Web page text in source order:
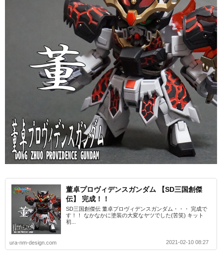
董卓プロヴィデンスガンダム 【SD三国創傑
伝】 完成！！
SD三国創傑伝 董卓プロヴィデンスガンダム・・・ 完成で
す！！ なかなかに塗装の大変なヤツでした(苦笑) キット
初...
ura-nm-design.com 2021-02-10 08:27